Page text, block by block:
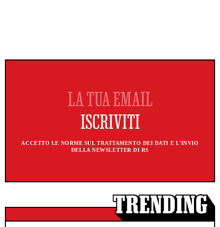
ACCETTO LE NORME SUL TRATTAMENTO DEI DATI E L'INVIO
DELLA NEWSLETTER DI RS